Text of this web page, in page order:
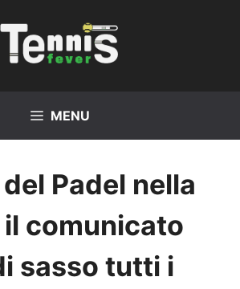
MENU
Padel nella
comunicato
sasso tutti i